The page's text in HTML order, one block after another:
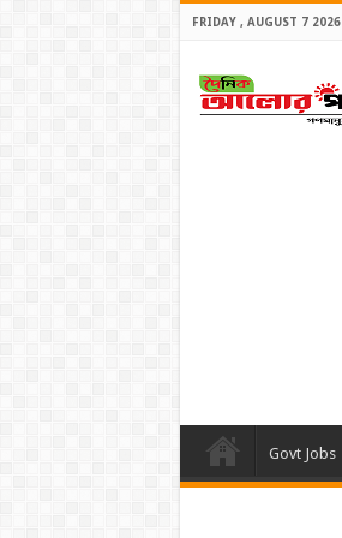
FRIDAY , AUGUST 7 2026
Govt Jobs